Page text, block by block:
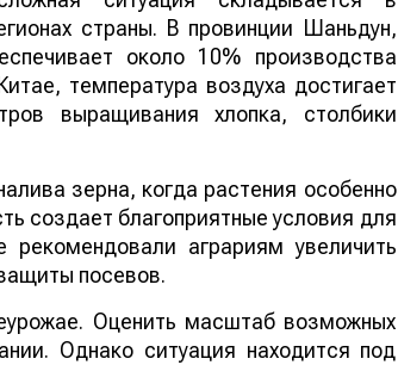
страны. В провинции Шаньдун,
около 10% производства
температура воздуха достигает
выращивания хлопка, столбики
зерна, когда растения особенно
создает благоприятные условия для
аграриям увеличить
посевов.
Оценить масштаб возможных
Однако ситуация находится под